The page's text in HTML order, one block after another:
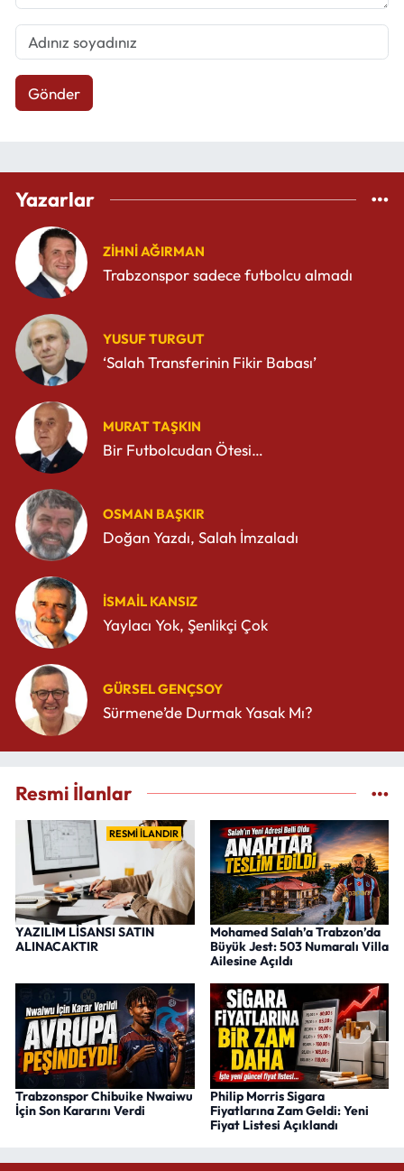
Gönder
Yazarlar
ZIHNI AĞIRMAN
Trabzonspor sadece futbolcu almadı
YUSUF TURGUT
‘Salah Transferinin Fikir Babası’
MURAT TAŞKIN
Bir Futbolcudan Ötesi…
OSMAN BAŞKIR
Doğan Yazdı, Salah İmzaladı
İSMAIL KANSIZ
Yaylacı Yok, Şenlikçi Çok
GÜRSEL GENÇSOY
Sürmene’de Durmak Yasak Mı?
Resmi İlanlar
RESMİ İLANDIR
YAZILIM LİSANSI SATIN
ALINACAKTIR
Mohamed Salah’a Trabzon’da
Büyük Jest: 503 Numaralı Villa
Ailesine Açıldı
Trabzonspor Chibuike Nwaiwu
İçin Son Kararını Verdi
Philip Morris Sigara
Fiyatlarına Zam Geldi: Yeni
Fiyat Listesi Açıklandı